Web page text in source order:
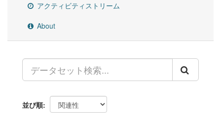
アクティビティストリーム
About
並び順